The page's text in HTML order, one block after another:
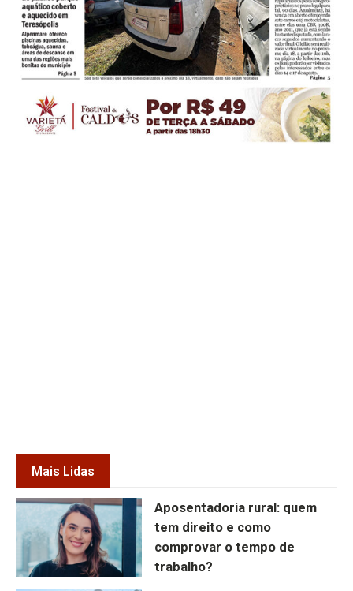
Mais Lidas
Aposentadoria rural: quem
tem direito e como
comprovar o tempo de
trabalho?